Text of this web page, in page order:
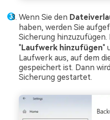
Wenn Sie den
haben, werden Sie
Sicherung
"Laufwerk hinzufügen"
Laufwerk aus, auf dem
gespeichert ist. Dann
Sicherung gestartet.